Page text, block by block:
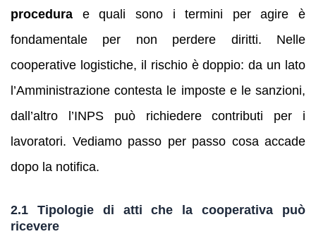
procedura e quali sono i termini per agire è
fondamentale per non perdere diritti. Nelle
cooperative logistiche, il rischio è doppio: da un lato
l’Amministrazione contesta le imposte e le sanzioni,
dall’altro l’INPS può richiedere contributi per i
lavoratori. Vediamo passo per passo cosa accade
dopo la notifica.
2.1 Tipologie di atti che la cooperativa può
ricevere